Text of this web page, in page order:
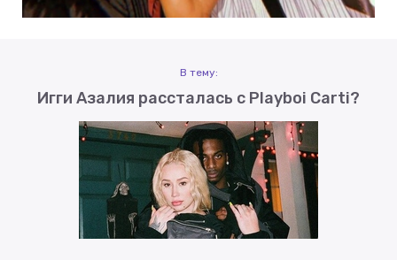
В тему:
Игги Азалия рассталась с Playboi Carti?